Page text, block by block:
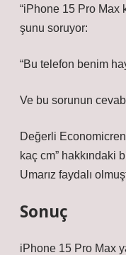
“iPhone 15 Pro Max
şunu soruyor:
“Bu telefon benim
Ve bu sorunun
Değerli
kaç cm” hakkındaki
Umarız faydalı
Sonuç
iPhone 15 Pro Max